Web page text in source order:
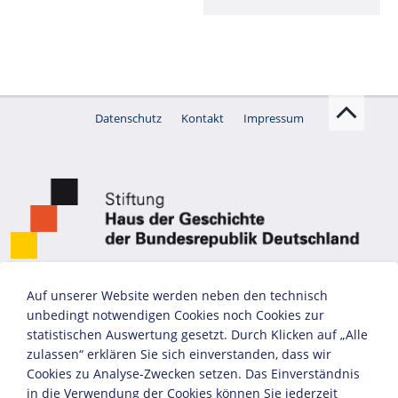
Datenschutz Kontakt Impressum
Auf unserer Website werden neben den technisch
unbedingt notwendigen Cookies noch Cookies zur
statistischen Auswertung gesetzt. Durch Klicken auf „Alle
zulassen“ erklären Sie sich einverstanden, dass wir
Cookies zu Analyse-Zwecken setzen. Das Einverständnis
in die Verwendung der Cookies können Sie jederzeit